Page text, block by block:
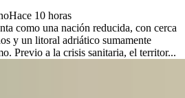
Hace 10 horas
como una nación reducida, con cerca
y un litoral adriático sumamente
Previo a la crisis sanitaria, el territor...